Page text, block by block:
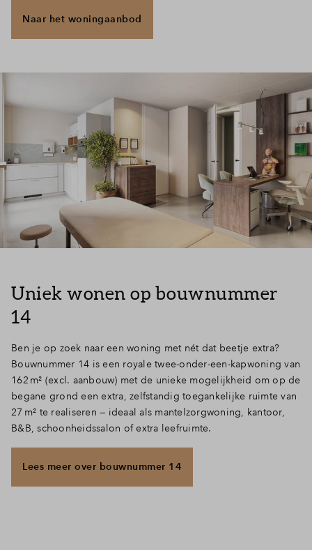
Naar het woningaanbod
Uniek wonen op bouwnummer
14
Ben je op zoek naar een woning met nét dat beetje extra?
Bouwnummer 14 is een royale twee-onder-een-kapwoning van
162 m² (excl. aanbouw) met de unieke mogelijkheid om op de
begane grond een extra, zelfstandig toegankelijke ruimte van
27 m² te realiseren — ideaal als mantelzorgwoning, kantoor,
B&B, schoonheidssalon of extra leefruimte.
Lees meer over bouwnummer 14